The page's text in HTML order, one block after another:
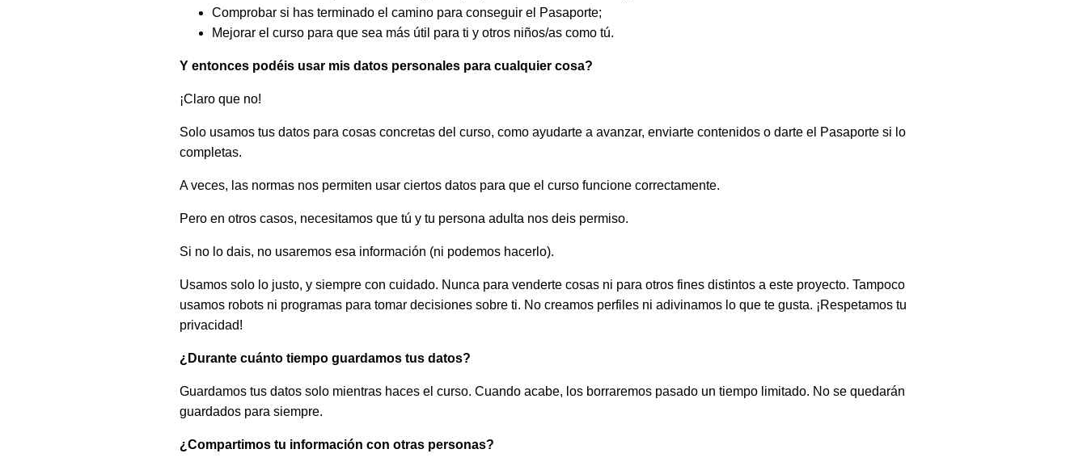
Comprobar si has terminado el camino para conseguir el Pasaporte;
Mejorar el curso para que sea más útil para ti y otros niños/as como tú.
Y entonces podéis usar mis datos personales para cualquier cosa?
¡Claro que no!
Solo usamos tus datos para cosas concretas del curso, como ayudarte a avanzar, enviarte contenidos o darte el Pasaporte si lo
completas.
A veces, las normas nos permiten usar ciertos datos para que el curso funcione correctamente.
Pero en otros casos, necesitamos que tú y tu persona adulta nos deis permiso.
Si no lo dais, no usaremos esa información (ni podemos hacerlo).
Usamos solo lo justo, y siempre con cuidado. Nunca para venderte cosas ni para otros fines distintos a este proyecto. Tampoco
usamos robots ni programas para tomar decisiones sobre ti. No creamos perfiles ni adivinamos lo que te gusta. ¡Respetamos tu
privacidad!
¿Durante cuánto tiempo guardamos tus datos?
Guardamos tus datos solo mientras haces el curso. Cuando acabe, los borraremos pasado un tiempo limitado. No se quedarán
guardados para siempre.
¿Compartimos tu información con otras personas?